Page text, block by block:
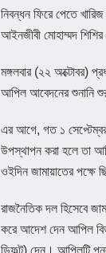
নিবন্ধন ফিরে পেতে
আইনজীবী মোহাম্মদ শিশির
মঙ্গলবার (২২ অক্টোবর)
আপিল আবেদনের শুনানি
এর আগে, গত ১ সেপ্টেম্বর
উপস্থাপন করা হলে তা
ওইদিন জামায়াতের পক্ষে
রাজনৈতিক দল হিসেবে
করে আদেশ দেন আপিল
ডিফল্ট) দেন। আপিলটি